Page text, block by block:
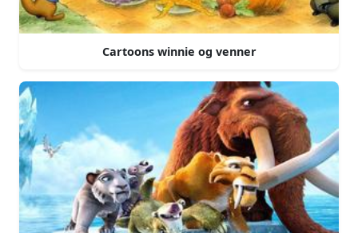
Cartoons winnie og venner